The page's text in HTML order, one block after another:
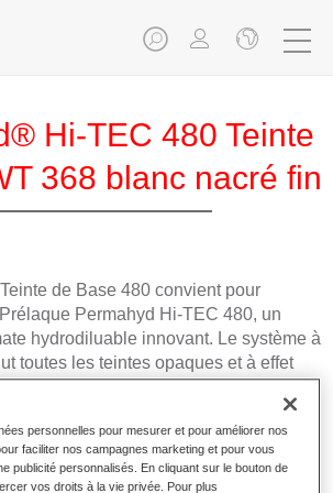
Hi-TEC 480 Teinte
368 blanc nacré fin
de Base 480 convient pour
Permahyd Hi-TEC 480, un
hydrodiluable innovant. Le système à
toutes les teintes opaques et à effet
réparation carrosserie de haute qualité
produit
personnelles pour mesurer et pour améliorer nos
faciliter nos campagnes marketing et pour vous
publicité personnalisés. En cliquant sur le bouton de
vos droits à la vie privée. Pour plus